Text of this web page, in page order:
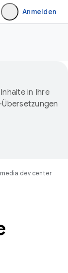
Anmelden
in Ihre
dev center